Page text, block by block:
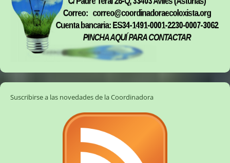
Suscribirse a las novedades de la Coordinadora